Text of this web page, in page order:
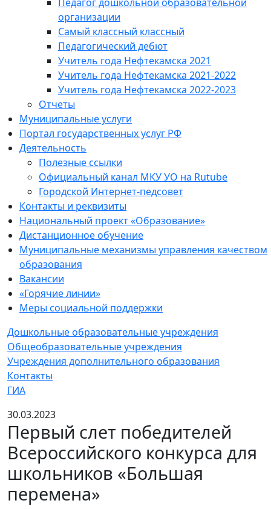
Педагог дошкольной образовательной
организации
Самый классный классный
Педагогический дебют
Учитель года Нефтекамска 2021
Учитель года Нефтекамска 2021-2022
Учитель года Нефтекамска 2022-2023
Отчеты
Муниципальные услуги
Портал государственных услуг РФ
Деятельность
Полезные ссылки
Официальный канал МКУ УО на Rutube
Городской Интернет-педсовет
Контакты и реквизиты
Национальный проект «Образование»
Дистанционное обучение
Муниципальные механизмы управления качеством
образования
Вакансии
«Горячие линии»
Меры социальной поддержки
Дошкольные образовательные учреждения
Общеобразовательные учреждения
Учреждения дополнительного образования
Контакты
ГИА
30.03.2023
Первый слет победителей
Всероссийского конкурса для
школьников «Большая
перемена»